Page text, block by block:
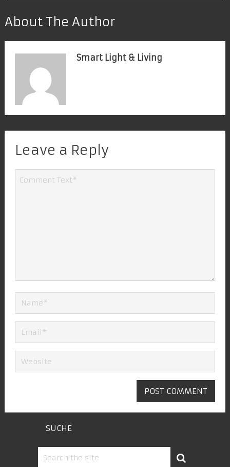
About The Author
Smart Light & Living
Leave a Reply
SUCHE